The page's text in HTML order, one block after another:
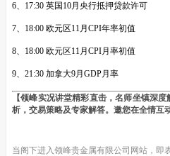
6、17:30 英国10月央行抵押贷款许可
7、18:00 欧元区11月CPI年率初值
8、18:00 欧元区11月CPI月率初值
9、21:30 加拿大9月GDP月率
【领峰实况讲堂精彩直击，名师坐镇深
析，交易策略及专家解答。邀您在全情互
当阁下进入领峰贵金属有限公司网站，即